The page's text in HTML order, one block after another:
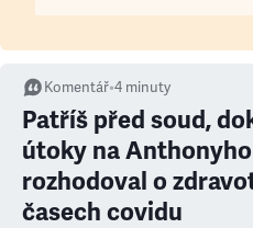
Komentář•4 minuty
Patříš před soud,
útoky na
rozhodoval o
časech covidu